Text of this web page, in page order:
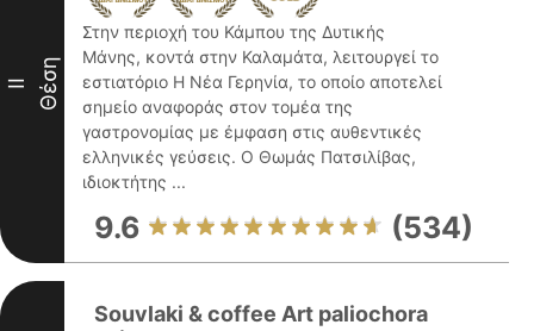
II Θέση
Στην περιοχή του Κάμπου της Δυτικής
Μάνης, κοντά στην Καλαμάτα, λειτουργεί το
εστιατόριο Η Νέα Γερηνία, το οποίο αποτελεί
σημείο αναφοράς στον τομέα της
γαστρονομίας με έμφαση στις αυθεντικές
ελληνικές γεύσεις. Ο Θωμάς Πατσιλίβας,
ιδιοκτήτης ...
9.6 (534)
Souvlaki & coffee Art paliochora